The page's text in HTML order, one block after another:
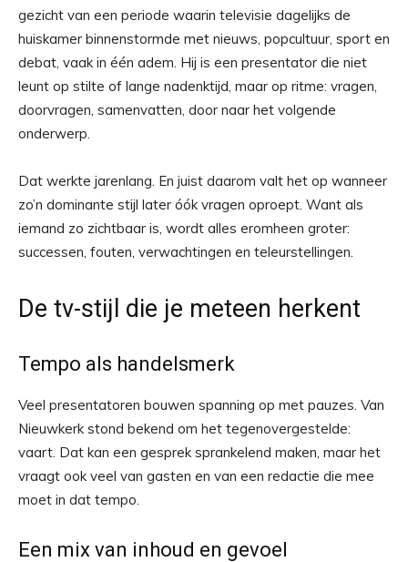
gezicht van een periode waarin televisie dagelijks de
huiskamer binnenstormde met nieuws, popcultuur, sport en
debat, vaak in één adem. Hij is een presentator die niet
leunt op stilte of lange nadenktijd, maar op ritme: vragen,
doorvragen, samenvatten, door naar het volgende
onderwerp.
Dat werkte jarenlang. En juist daarom valt het op wanneer
zo’n dominante stijl later óók vragen oproept. Want als
iemand zo zichtbaar is, wordt alles eromheen groter:
successen, fouten, verwachtingen en teleurstellingen.
De tv-stijl die je meteen herkent
Tempo als handelsmerk
Veel presentatoren bouwen spanning op met pauzes. Van
Nieuwkerk stond bekend om het tegenovergestelde:
vaart. Dat kan een gesprek sprankelend maken, maar het
vraagt ook veel van gasten en van een redactie die mee
moet in dat tempo.
Een mix van inhoud en gevoel